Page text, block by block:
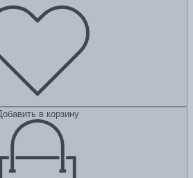
в корзину